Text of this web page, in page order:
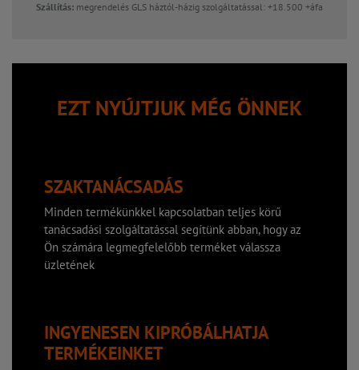
Szállítás: megrendelés GLS háztól-házig szolgáltatással: +18.500 +áfa
EZT NYÚJTJUK MÉG ÖNNEK
SZAKTANÁCSADÁS
Minden termékünkkel kapcsolatban teljes körű
tanácsadási szolgáltatással segítünk abban, hogy az
Ön számára legmegfelelőbb terméket válassza
üzletének
INGYENESEN KIPRÓBÁLHATJA
TERMÉKEINKET